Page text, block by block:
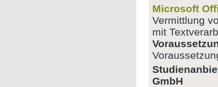
Microsoft
Vermittlung
mit
GmbH